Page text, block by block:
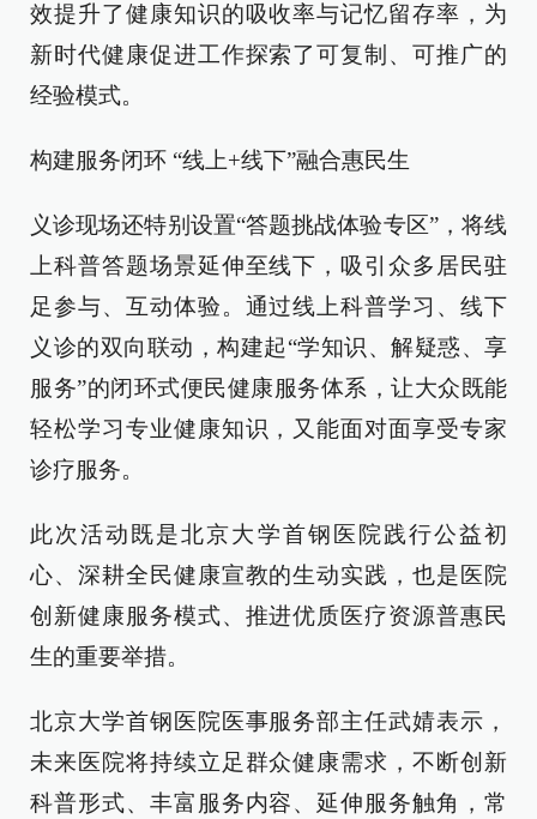
效提升了健康知识的吸收率与记忆留存率，为
新时代健康促进工作探索了可复制、可推广的
经验模式。
构建服务闭环 “线上+线下”融合惠民生
义诊现场还特别设置“答题挑战体验专区”，将线
上科普答题场景延伸至线下，吸引众多居民驻
足参与、互动体验。通过线上科普学习、线下
义诊的双向联动，构建起“学知识、解疑惑、享
服务”的闭环式便民健康服务体系，让大众既能
轻松学习专业健康知识，又能面对面享受专家
诊疗服务。
此次活动既是北京大学首钢医院践行公益初
心、深耕全民健康宣教的生动实践，也是医院
创新健康服务模式、推进优质医疗资源普惠民
生的重要举措。
北京大学首钢医院医事服务部主任武婧表示，
未来医院将持续立足群众健康需求，不断创新
科普形式、丰富服务内容、延伸服务触角，常